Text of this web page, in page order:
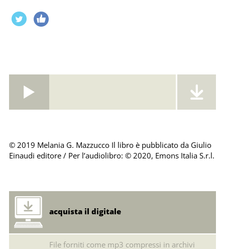
© 2019 Melania G. Mazzucco Il libro è pubblicato da Giulio
Einaudi editore / Per l’audiolibro: © 2020, Emons Italia S.r.l.
acquista il digitale
File forniti come mp3 compressi in archivi